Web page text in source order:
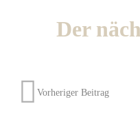
Der
Vorheriger Beitrag